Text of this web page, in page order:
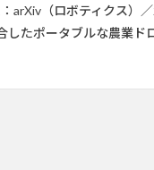
arXiv（ロボティクス）
したポータブルな農業ド